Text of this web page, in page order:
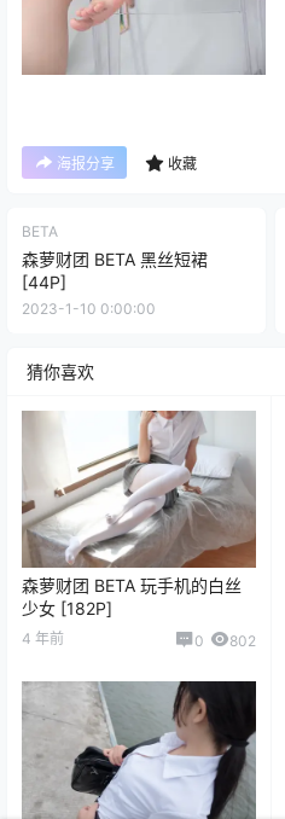
海报分享 收藏
BETA
森萝财团 BETA 黑丝短裙
[44P]
2023-1-10 0:00:00
猜你喜欢
森萝财团 BETA 玩手机的白丝
少女 [182P]
4 年前 0 802